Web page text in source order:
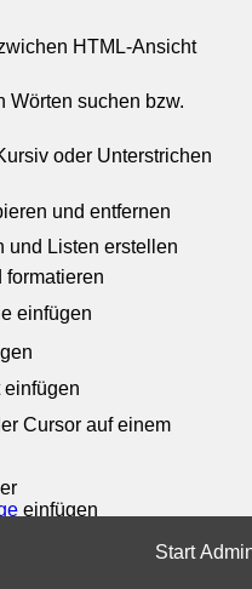
HTML-Ansicht
Wörten suchen bzw.
oder Unterstrichen
und entfernen
und Listen erstellen
formatieren
einfügen
einfügen
Cursor auf einem
einfügen
der Cursor auf einem
Start